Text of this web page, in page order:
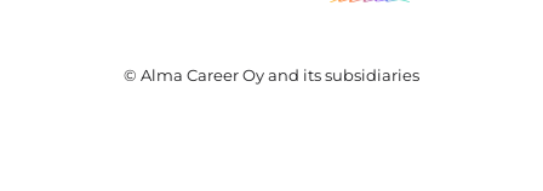
© Alma Career Oy and its subsidiaries